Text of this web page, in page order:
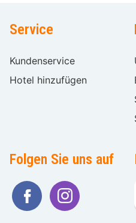
Service
Kundenservice
Hotel hinzufügen
Folgen Sie uns auf